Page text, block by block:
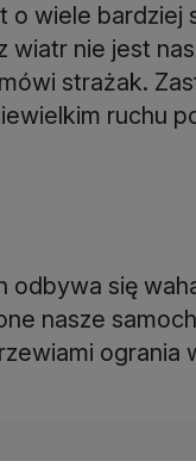
wiele bardziej
wiatr nie jest
strażak.
ruchu
odbywa się
nasze
ogrania